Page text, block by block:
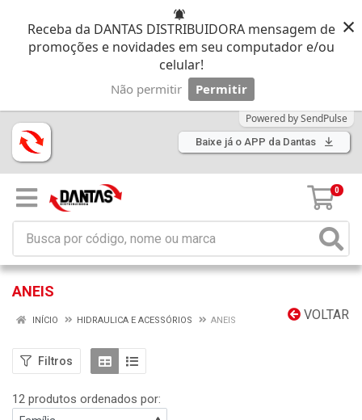
Receba da DANTAS DISTRIBUIDORA mensagem de
promoções e novidades em seu computador e/ou
celular!
Não permitir Permitir
Powered by SendPulse
×
Baixe já o APP da Dantas
0
ANEIS
VOLTAR
INÍCIO HIDRAULICA E ACESSÓRIOS ANEIS
Filtros
12 produtos ordenados por: